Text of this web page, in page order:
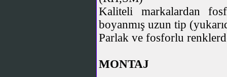
Kaliteli markalardan
boyanmış uzun tip
Parlak ve fosforlu
MONTAJ